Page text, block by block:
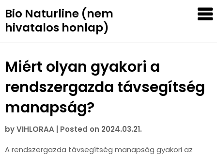
to
content
Bio Naturline (nem
hivatalos honlap)
Miért olyan gyakori a
rendszergazda távsegítség
manapság?
byVIHLORAA Posted on 2024.03.21.
A rendszergazda távsegítség manapság gyakori az